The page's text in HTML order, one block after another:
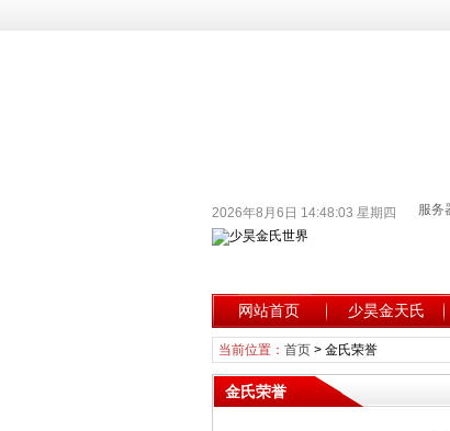
2026年8月6日 14:48:04 星期四
网站首页 少昊金天氏
当前位置： 首页> 金氏荣誉
金氏荣誉